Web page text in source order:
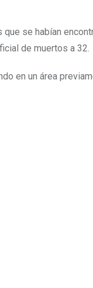
se habían
de muertos a 32.
en un área